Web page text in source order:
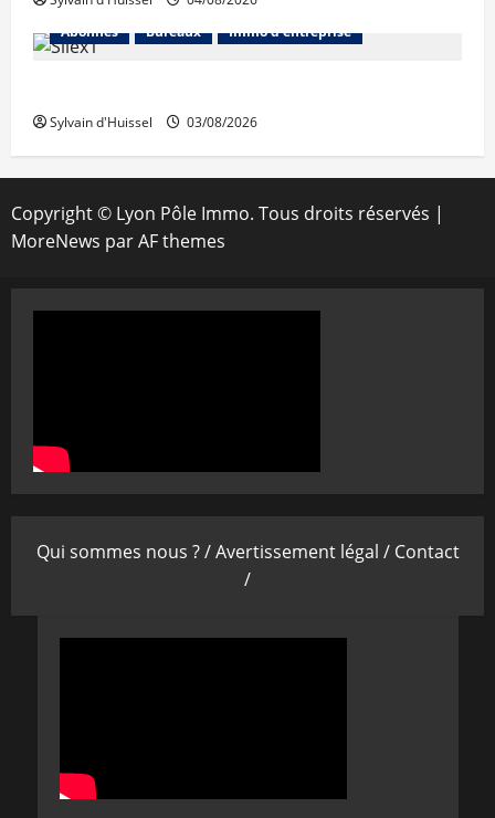
Abonnés
Bureaux Immo d'entreprise
Sylvain d'Huissel 03/08/2026
Copyright © Lyon Pôle Immo. Tous droits réservés |
MoreNews par AF themes
Qui sommes nous ? /Avertissement légal / Contact
/